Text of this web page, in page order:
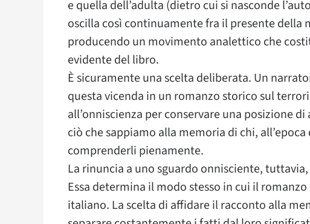
e quella dell’adulta (dietro cui si nasconde
oscilla così continuamente fra il presente della
producendo un movimento analettico che
evidente del libro.
È sicuramente una scelta deliberata. Un
questa vicenda in un romanzo storico sul
all’onniscienza per conservare una posizione
ciò che sappiamo alla memoria di chi,
comprenderli pienamente.
La rinuncia a uno sguardo onnisciente,
Essa determina il modo stesso in cui il
italiano. La scelta di affidare il racconto alla